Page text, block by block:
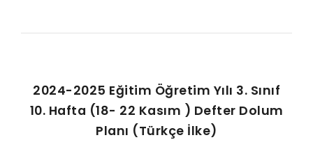
2024-2025 Eğitim Öğretim Yılı 3. Sınıf
10. Hafta (18- 22 Kasım ) Defter Dolum
Planı (Türkçe İlke)